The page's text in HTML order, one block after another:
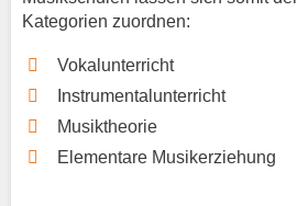
Kategorien zuordnen:
Vokalunterricht
Instrumentalunterricht
Musiktheorie
Elementare Musikerziehung